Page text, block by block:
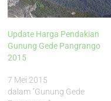
Update Harga Pendakian
Gunung Gede Pangrango
2015
7 Mei 2015
dalam "Gunung Gede